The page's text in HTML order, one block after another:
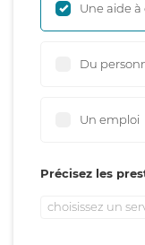
Une aide
Du
Un emploi
Précisez les
choisissez un